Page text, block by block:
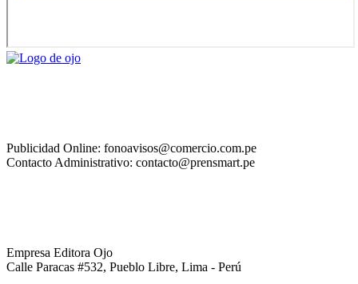
Publicidad Online: fonoavisos@comercio.com.pe
Contacto Administrativo: contacto@prensmart.pe
Empresa Editora Ojo
Calle Paracas #532, Pueblo Libre, Lima - Perú